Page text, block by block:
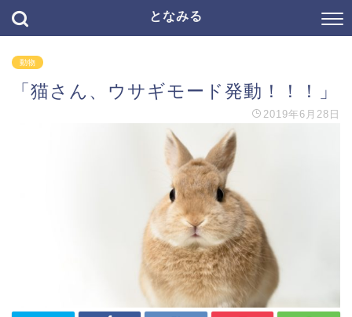
となみる
動物
「猫さん、ウサギモード発動！！！」
2019年6月28日